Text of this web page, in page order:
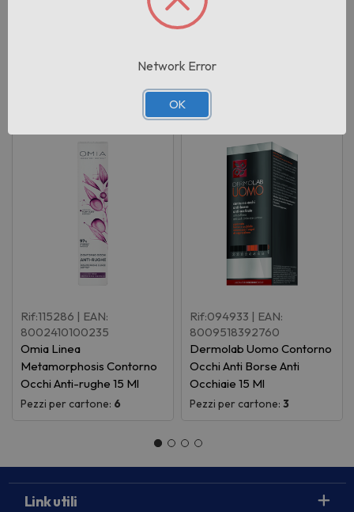
Prodotti correlati
Rif:115286 | EAN:
8002410100235
Omia Linea
Metamorphosis Contorno
Occhi Anti-rughe 15 Ml
Pezzi per cartone: 6
Rif:094933 | EAN:
8009518392760
Dermolab Uomo Contorno
Occhi Anti Borse Anti
Occhiaie 15 Ml
Pezzi per cartone:3
Link utili
Network Error
OK